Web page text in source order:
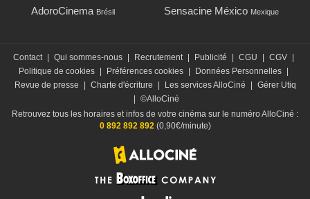
AdoroCinema Brésil Sensacine México Mexique
Contact Qui sommes-nous Recrutement Publicité CGU CGV
Politique de cookies
Préférences cookies Données Personnelles
Revue de presse
Charte d'écriture Les services AlloCiné
Gérer Utiq
©AlloCiné
Retrouvez tous les horaires et infos de votre cinéma sur le numéro AlloCiné :
0 892 892 892(0,90€/minute)